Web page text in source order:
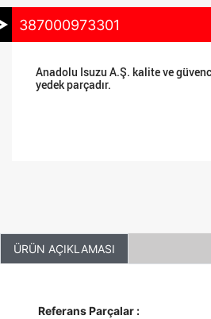
387000973301
Anadolu Isuzu A.Ş. kalite ve
yedek parçadır.
ÜRÜN AÇIKLAMASI
Referans Parçalar :